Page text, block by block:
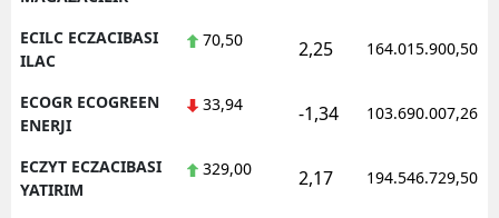
ECILC ECZACIBASI
ILAC
70,50 2,25 164.015.900,50
ECOGR ECOGREEN
ENERJI
33,94 -1,34 103.690.007,26
ECZYT ECZACIBASI
YATIRIM
329,00 2,17 194.546.729,50